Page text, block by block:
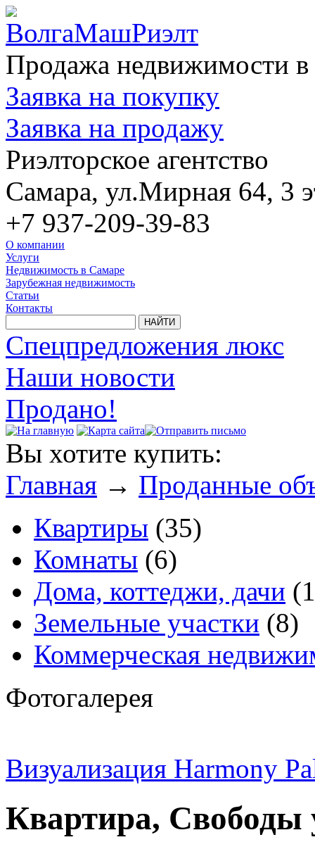
Продажа недвижимости
Заявка на покупку
Заявка на продажу
Риэлторское агентство
Самара, ул.Мирная 64, 3
+7 937-209-39-83
О компании
Услуги
Недвижимость в Самаре
Зарубежная недвижимость
Статьи
Контакты
Спецпредложения люкс
Наши новости
Продано!
Вы хотите купить:
Главная → Проданные
Квартиры (35)
Комнаты (6)
Дома, коттеджи, дачи
Земельные участки (8)
Коммерческая
Фотогалерея
Визуализация Harmony
Квартира, Свободы